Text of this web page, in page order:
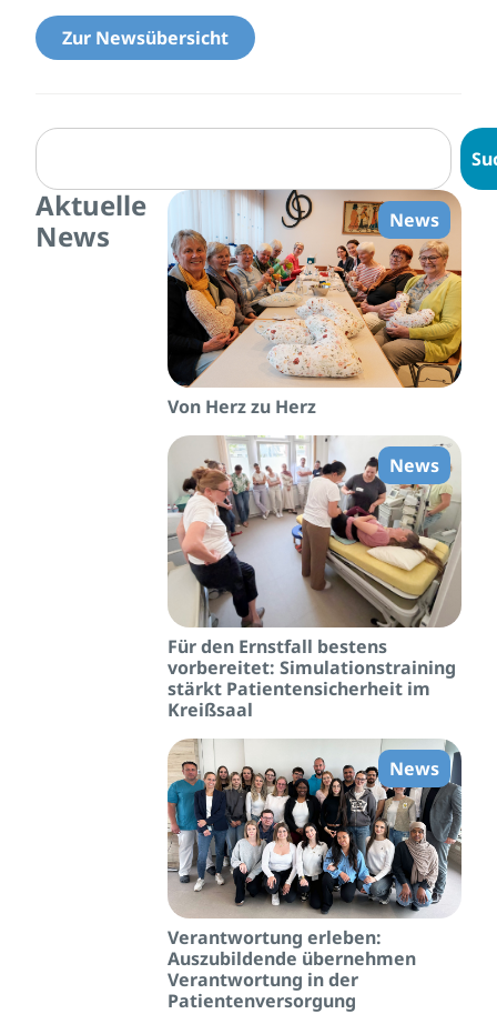
Zur Newsübersicht
Aktuelle
News
News
Von Herz zu Herz
News
Für den Ernstfall bestens
vorbereitet: Simulationstraining
stärkt Patientensicherheit im
Kreißsaal
News
Verantwortung erleben:
Auszubildende übernehmen
Verantwortung in der
Patientenversorgung